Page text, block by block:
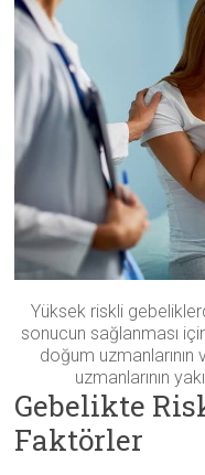
Yüksek riskli
sonucun sağlanması
doğum
uzmanlarının
Gebelikte
Faktörler